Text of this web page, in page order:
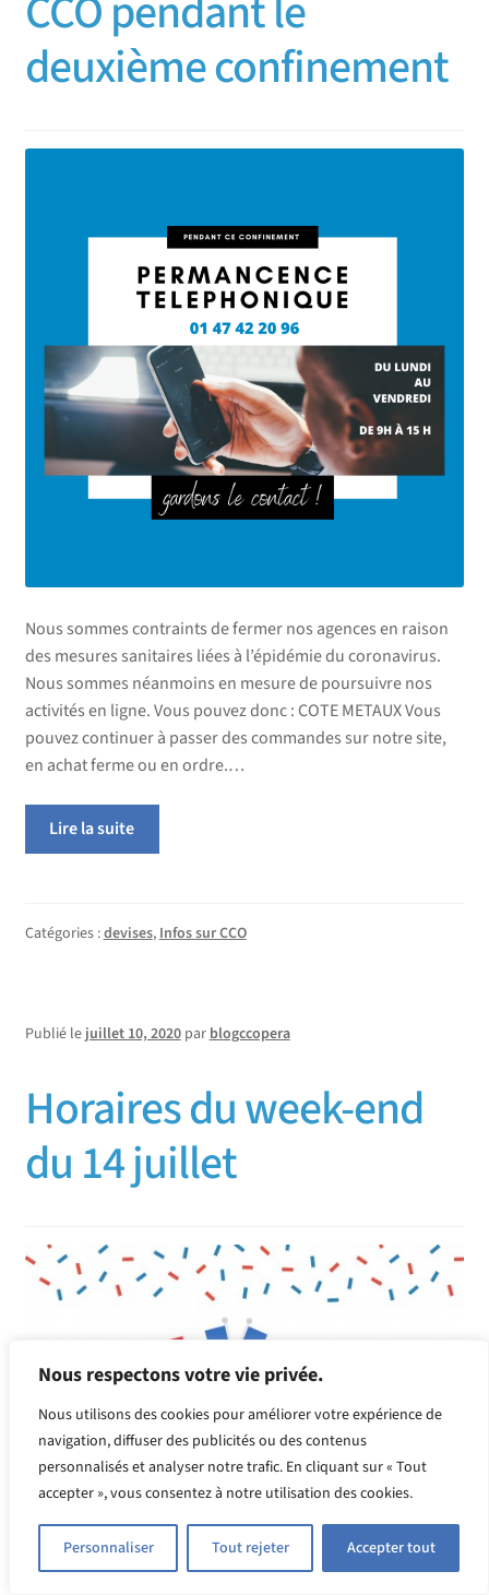
Nous respectons votre vie privée.
Nous utilisons des cookies pour améliorer votre expérience de
navigation, diffuser des publicités ou des contenus
personnalisés et analyser notre trafic. En cliquant sur « Tout
accepter », vous consentez à notre utilisation des cookies.
Personnaliser Tout rejeter Accepter tout
deuxième confinement
Nous sommes contraints de fermer nos agences en raison
des mesures sanitaires liées à l’épidémie du coronavirus.
Nous sommes néanmoins en mesure de poursuivre nos
activités en ligne. Vous pouvez donc : COTE METAUX Vous
pouvez continuer à passer des commandes sur notre site,
en achat ferme ou en ordre.…
Lire la suite
Catégories :devises, Infos sur CCO
Publié le juillet 10, 2020 par blogccopera
Horaires du week-end
du 14 juillet